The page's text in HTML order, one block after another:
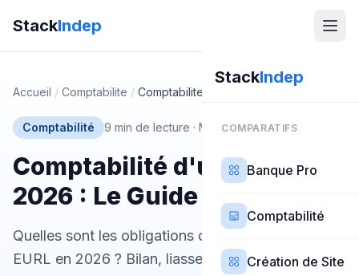
StackIndep
StackIndep
COMPARATIFS
Banque Pro
Comptabilité
Création de Site
Accueil / Comptabilite / Comptabilite eurl
Comptabilité 9 min de lecture · Mis à jour 21 mars 2026
Comptabilité d'une EURL en
2026 : Le Guide Complet
Quelles sont les obligations comptables d'une
EURL en 2026 ? Bilan, liasse fiscale, IS ou IR,